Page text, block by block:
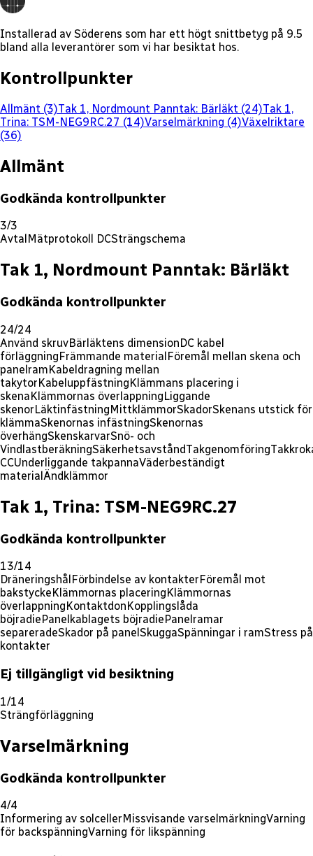
Installerad av Söderens som har ett högt snittbetyg på 9.5
bland alla leverantörer som vi har besiktat hos.
Kontrollpunkter
Allmänt (3)Tak 1, Nordmount Panntak: Bärläkt (24)Tak 1,
Trina: TSM-NEG9RC.27 (14)Varselmärkning (4)Växelriktare
(36)
Allmänt
Godkända kontrollpunkter
3/3
Avtal Mätprotokoll DCSträngschema
Tak 1, Nordmount Panntak: Bärläkt
Godkända kontrollpunkter
24/24
Använd skruvBärläktens dimensionDC kabel
förläggningFrämmande materialFöremål mellan skena och
panelramKabeldragning mellan
takytorKabeluppfästningKlämmans placering i
skenaKlämmornas överlappningLiggande
skenorLäktinfästningMittklämmorSkadorSkenans utstick för
klämmaSkenornas infästningSkenornas
överhängSkenskarvarSnö- och
VindlastberäkningSäkerhetsavståndTakgenomföring
CCUnderliggande takpannaVäderbeständigt
materialÄndklämmor
Tak 1, Trina: TSM-NEG9RC.27
Godkända kontrollpunkter
13/14
Dräneringshål Förbindelse av kontakter Föremål mot
bakstycke Klämmornas placeringKlämmornas
överlappningKontaktdon Kopplingslåda
böjradie Panelkablagets böjradie Panelramar
separeradeSkador på panel SkuggaSpänningar i ramStress på
kontakter
Ej tillgängligt vid besiktning
1/14
Strängförläggning
Varselmärkning
Godkända kontrollpunkter
4/4
Informering av solceller Missvisande varselmärkningVarning
för backspänningVarning för likspänning